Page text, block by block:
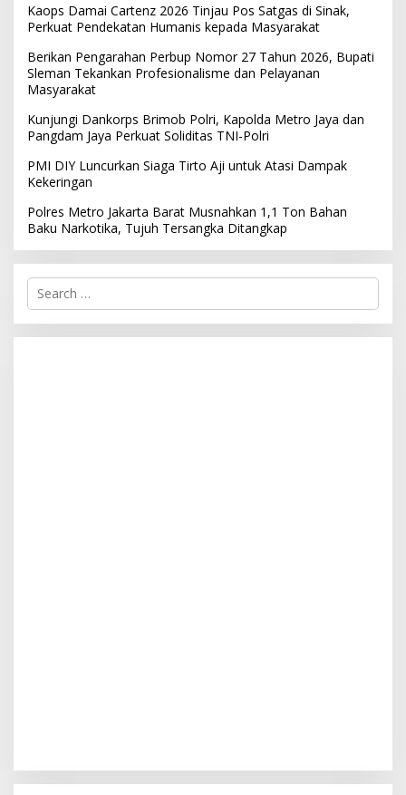
Kaops Damai Cartenz 2026 Tinjau Pos Satgas di Sinak,
Perkuat Pendekatan Humanis kepada Masyarakat
Berikan Pengarahan Perbup Nomor 27 Tahun 2026, Bupati
Sleman Tekankan Profesionalisme dan Pelayanan
Masyarakat
Kunjungi Dankorps Brimob Polri, Kapolda Metro Jaya dan
Pangdam Jaya Perkuat Soliditas TNI-Polri
PMI DIY Luncurkan Siaga Tirto Aji untuk Atasi Dampak
Kekeringan
Polres Metro Jakarta Barat Musnahkan 1,1 Ton Bahan
Baku Narkotika, Tujuh Tersangka Ditangkap
S
r